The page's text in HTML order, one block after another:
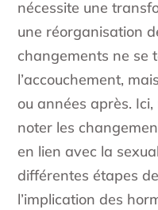
nécessite une
une réorganisation
changements ne se
l’accouchement,
ou années après.
noter les
en lien avec la
différentes étapes
l’implication des